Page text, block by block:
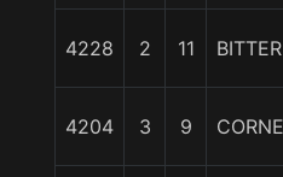
4228 2 11
4204 3 9